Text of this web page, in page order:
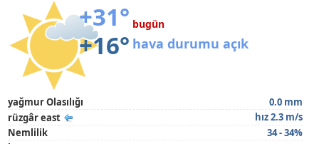
+31°
+16°
bugün
hava durumu açık
yağmur Olasılığı
0.0 mm
rüzgâr east
hız 2.3 m/s
Nemlilik
34 - 34%